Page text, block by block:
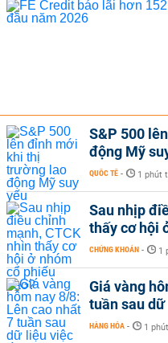
S&P 500
động Mỹ
QUỐC TẾ - 1 phút
Sau nhịp
thấy cơ hội
CHỨNG KHOÁN - 1
Giá vàng
tuần sau
HÀNG HÓA - 1